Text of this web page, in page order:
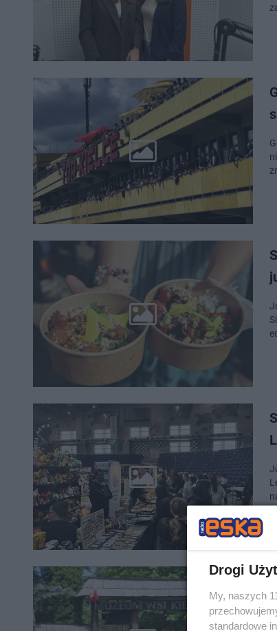
Drogi
My, naszych
standardowe